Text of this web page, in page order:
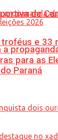
de
e 33
Paraná
a
para as